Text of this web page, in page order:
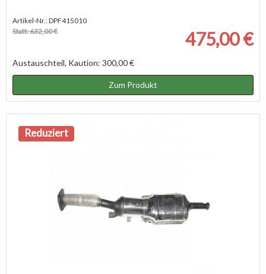
Artikel-Nr.: DPF415010
Statt: 632,00 €
475,00 €
Austauschteil, Kaution: 300,00 €
Zum Produkt
NEU
Reduziert